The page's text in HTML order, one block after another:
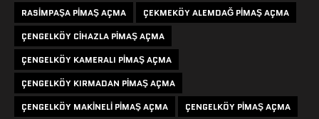
RASIMPAŞA PIMAŞ AÇMA
ÇEKMEKÖY ALEMDAĞ PIMAŞ AÇMA
ÇENGELKÖY CIHAZLA PIMAŞ AÇMA
ÇENGELKÖY KAMERALI PIMAŞ AÇMA
ÇENGELKÖY KIRMADAN PIMAŞ AÇMA
ÇENGELKÖY MAKINELI PIMAŞ AÇMA
ÇENGELKÖY PIMAŞ AÇMA